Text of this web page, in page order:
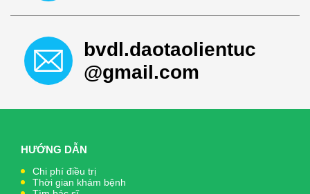
bvdl.daotaolientuc
@gmail.com
HƯỚNG DẪN
Chi phí điều trị
Thời gian khám bệnh